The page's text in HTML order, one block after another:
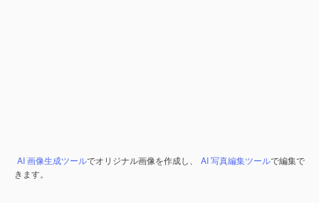
AI 画像生成ツールでオリジナル画像を作成し、 AI 写真編集ツールで編集で
きます。